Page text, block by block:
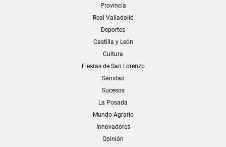
Provincia
Real Valladolid
Deportes
Castilla y León
Cultura
Fiestas de San Lorenzo
Sanidad
Sucesos
La Posada
Mundo Agrario
Innovadores
Opinión